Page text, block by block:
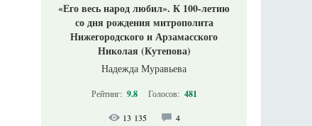
«Его весь народ любил». К 100-летию
со дня рождения митрополита
Нижегородского и Арзамасского
Николая (Кутепова)
Надежда Муравьева
Рейтинг: 9.8 Голосов: 481
13 135 4